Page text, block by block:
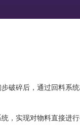
破碎后，通过回料系
，实现对物料直接进